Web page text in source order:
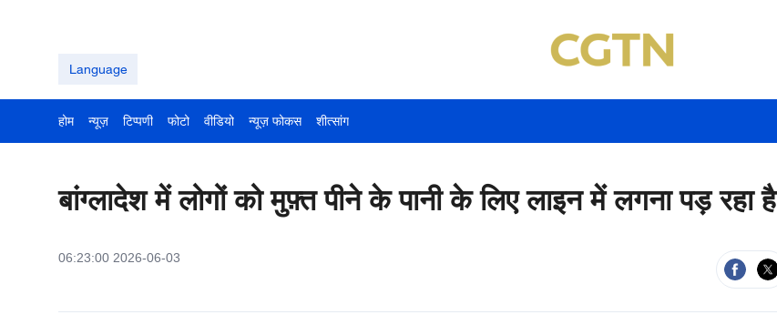
Language
होम न्यूज़ टिप्पणी फोटो वीडियो न्यूज़ फोकस शीत्सांग
बांग्लादेश में लोगों को मुफ़्त पीने के पानी के लिए लाइन में लगना पड़ रहा है
06:23:00 2026-06-03